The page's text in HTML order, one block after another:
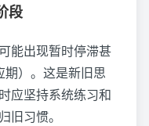
段
能出现暂时停滞甚
期）。这是新旧思
应坚持系统练习和
旧习惯。